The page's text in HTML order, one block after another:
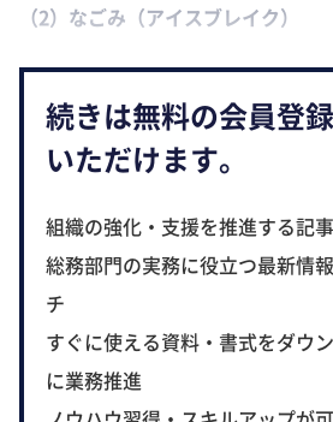
（2）なごみ（アイスブレイク）
続きは無料の会員登
いただけます。
組織の強化・支援を推進する記
総務部門の実務に役立つ最新情
チ
すぐに使える資料・書式をダウ
に業務推進